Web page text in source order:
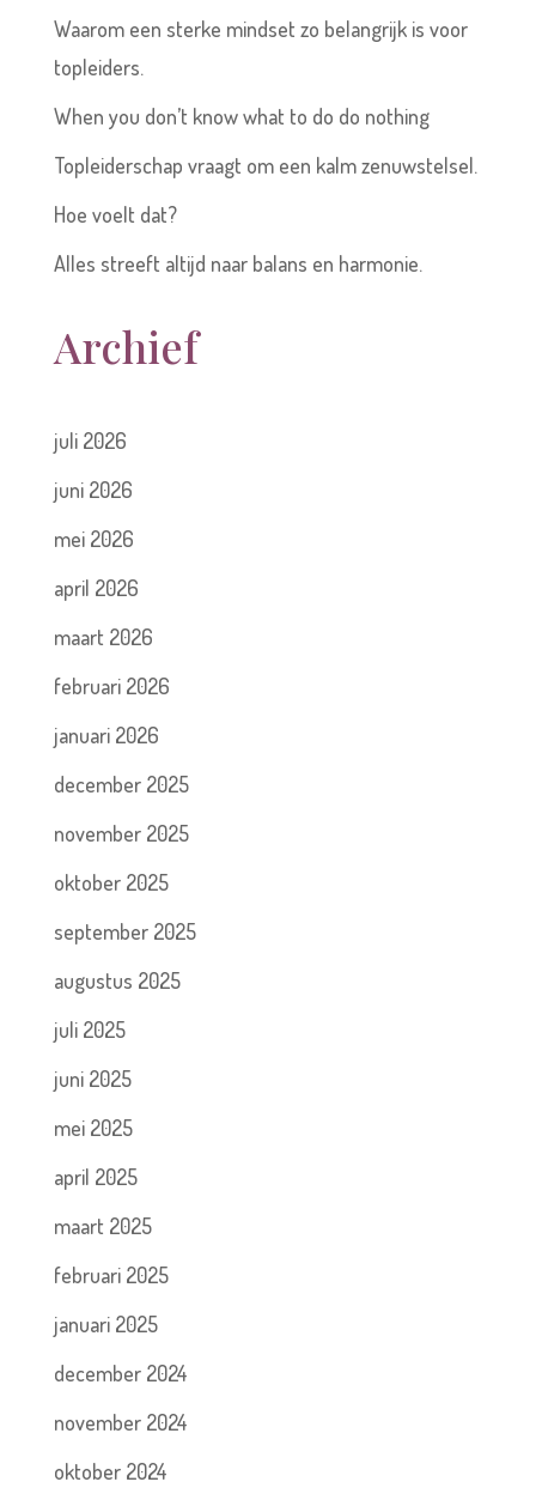
Waarom een sterke mindset zo belangrijk is voor
topleiders.
When you don’t know what to do do nothing
Topleiderschap vraagt om een kalm zenuwstelsel.
Hoe voelt dat?
Alles streeft altijd naar balans en harmonie.
Archief
juli 2026
juni 2026
mei 2026
april 2026
maart 2026
februari 2026
januari 2026
december 2025
november 2025
oktober 2025
september 2025
augustus 2025
juli 2025
juni 2025
mei 2025
april 2025
maart 2025
februari 2025
januari 2025
december 2024
november 2024
oktober 2024